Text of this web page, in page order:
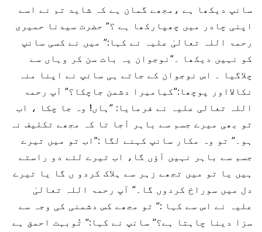
سانپ دیکھا ہے ،مجھے گمان ہے کہ شاید تم نے اسے
اپنی چادر میں چھپارکھا ہے ؟” حضرت سیدنا حمیری
رحمۃ اللہ تعالیٰ علیہ نے کہا:” میں نے کسی سانپ
کو نہیں دیکھا ۔”نوجوان یہ بات سن کر وہاں سے
چلاگیا ۔ اس نوجوان کے جاتے ہی سانپ نے اپنا منہ
نکالااور پوچھا:”کیامیرا دشمن جاچکا؟” آپ رحمۃ
اللہ تعالی علیہ نے فرمایا: ”ہاں! وہ جا چکا ، اب
تو بھی میرے جسم سے باہر آجا تا کہ مجھے تکلیف نہ
ہو۔” تو وہ مکار سانپ کہنے لگا :”اب تو میں تیرے
جسم سے باہر نہیں آؤں گا، اب تیرے لئے دو راستے
ہیں یا تو میں تجھے زہر سے ہلاک کردو ں گا یا تیرے
دل میں سوراخ کردوں گا۔” آپ رحمۃ اللہ تعالیٰ
علیہ نے اس سے کہا :” تو مجھے کس دشمنی کی وجہ سے
سزا دینا چاہتا ہے؟” سانپ نے کہا:” تُوبہت احمق ہے